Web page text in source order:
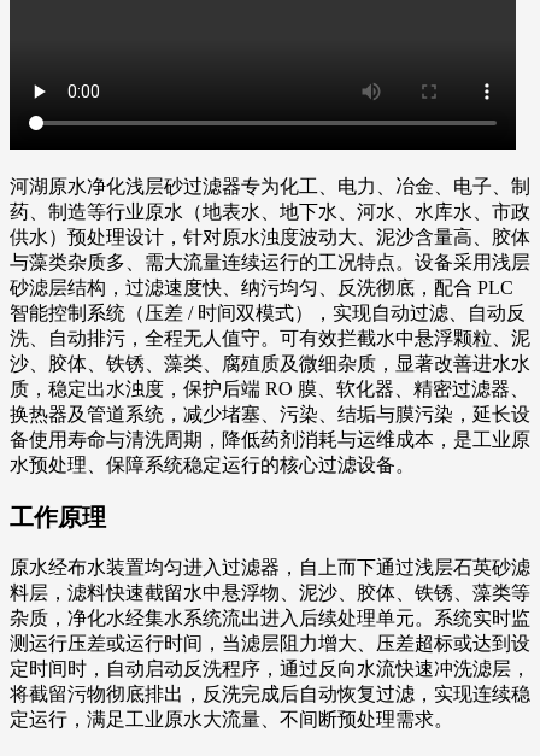
河湖原水净化浅层砂过滤器专为化工、电力、冶金、电子、制
药、制造等行业原水（地表水、地下水、河水、水库水、市政
供水）预处理设计，针对原水浊度波动大、泥沙含量高、胶体
与藻类杂质多、需大流量连续运行的工况特点。设备采用浅层
砂滤层结构，过滤速度快、纳污均匀、反洗彻底，配合 PLC
智能控制系统（压差 / 时间双模式），实现自动过滤、自动反
洗、自动排污，全程无人值守。可有效拦截水中悬浮颗粒、泥
沙、胶体、铁锈、藻类、腐殖质及微细杂质，显著改善进水水
质，稳定出水浊度，保护后端 RO 膜、软化器、精密过滤器、
换热器及管道系统，减少堵塞、污染、结垢与膜污染，延长设
备使用寿命与清洗周期，降低药剂消耗与运维成本，是工业原
水预处理、保障系统稳定运行的核心过滤设备。
工作原理
原水经布水装置均匀进入过滤器，自上而下通过浅层石英砂滤
料层，滤料快速截留水中悬浮物、泥沙、胶体、铁锈、藻类等
杂质，净化水经集水系统流出进入后续处理单元。系统实时监
测运行压差或运行时间，当滤层阻力增大、压差超标或达到设
定时间时，自动启动反洗程序，通过反向水流快速冲洗滤层，
将截留污物彻底排出，反洗完成后自动恢复过滤，实现连续稳
定运行，满足工业原水大流量、不间断预处理需求。